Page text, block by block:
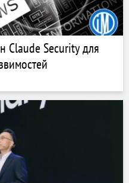
Claude Security для